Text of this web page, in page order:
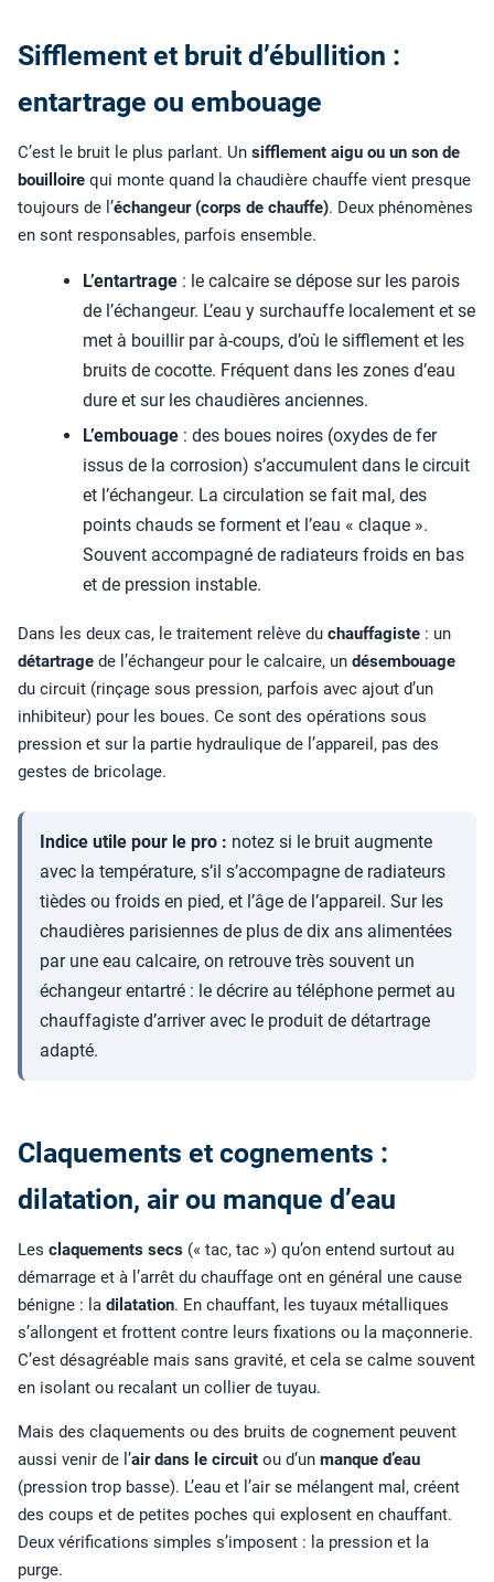
Sifflement et bruit d’ébullition :
entartrage ou embouage
C’est le bruit le plus parlant. Un sifflement aigu ou un son de
bouilloire qui monte quand la chaudière chauffe vient presque
toujours de l’échangeur (corps de chauffe). Deux phénomènes
en sont responsables, parfois ensemble.
L’entartrage : le calcaire se dépose sur les parois
de l’échangeur. L’eau y surchauffe localement et se
met à bouillir par à-coups, d’où le sifflement et les
bruits de cocotte. Fréquent dans les zones d’eau
dure et sur les chaudières anciennes.
L’embouage : des boues noires (oxydes de fer
issus de la corrosion) s’accumulent dans le circuit
et l’échangeur. La circulation se fait mal, des
points chauds se forment et l’eau « claque ».
Souvent accompagné de radiateurs froids en bas
et de pression instable.
Dans les deux cas, le traitement relève du chauffagiste : un
détartrage de l’échangeur pour le calcaire, un désembouage
du circuit (rinçage sous pression, parfois avec ajout d’un
inhibiteur) pour les boues. Ce sont des opérations sous
pression et sur la partie hydraulique de l’appareil, pas des
gestes de bricolage.
Indice utile pour le pro : notez si le bruit augmente
avec la température, s’il s’accompagne de radiateurs
tièdes ou froids en pied, et l’âge de l’appareil. Sur les
chaudières parisiennes de plus de dix ans alimentées
par une eau calcaire, on retrouve très souvent un
échangeur entartré : le décrire au téléphone permet au
chauffagiste d’arriver avec le produit de détartrage
adapté.
Claquements et cognements :
dilatation, air ou manque d’eau
Les claquements secs (« tac, tac ») qu’on entend surtout au
démarrage et à l’arrêt du chauffage ont en général une cause
bénigne : la dilatation. En chauffant, les tuyaux métalliques
s’allongent et frottent contre leurs fixations ou la maçonnerie.
C’est désagréable mais sans gravité, et cela se calme souvent
en isolant ou recalant un collier de tuyau.
Mais des claquements ou des bruits de cognement peuvent
aussi venir de l’air dans le circuit ou d’un manque d’eau
(pression trop basse). L’eau et l’air se mélangent mal, créent
des coups et de petites poches qui explosent en chauffant.
Deux vérifications simples s’imposent : la pression et la
purge.